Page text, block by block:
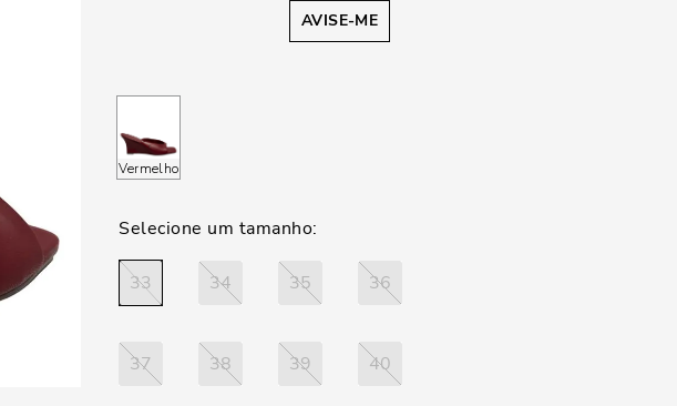
AVISE-ME
Vermelho
33 34 35 36
37 38 39 40